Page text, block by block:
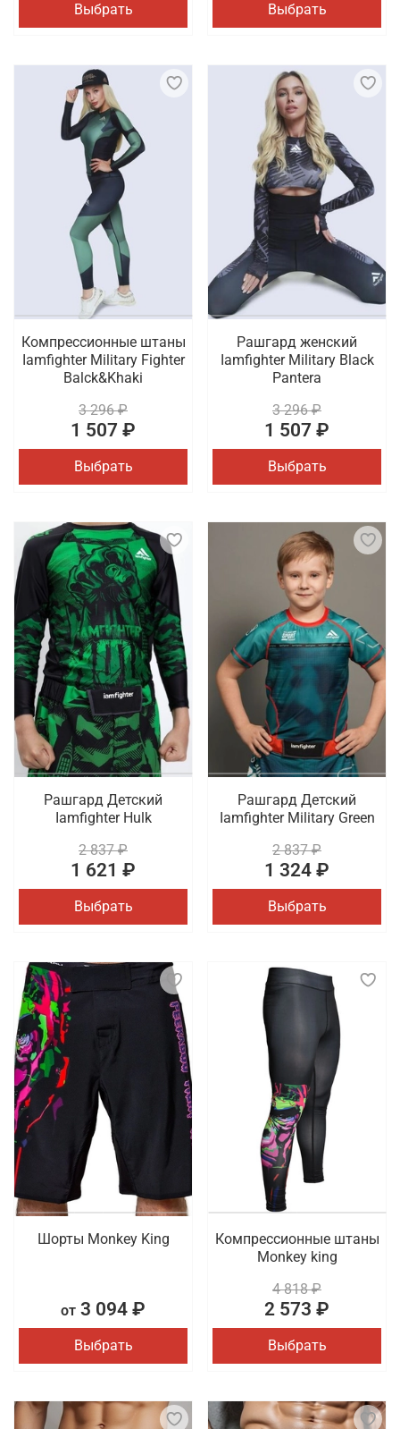
Выбрать Выбрать
Компрессионные штаны
Iamfighter Military Fighter
Balck&Khaki
3 296 ₽
1 507 ₽
Выбрать
Рашгард женский
Iamfighter Military Black
Pantera
3 296 ₽
1 507 ₽
Выбрать
Рашгард Детский
Iamfighter Hulk
2 837 ₽
1 621 ₽
Выбрать
Рашгард Детский
Iamfighter Military Green
2 837 ₽
1 324 ₽
Выбрать
Шорты Monkey King
от 3 094 ₽
Выбрать
Компрессионные штаны
Monkey king
4 818 ₽
2 573 ₽
Выбрать